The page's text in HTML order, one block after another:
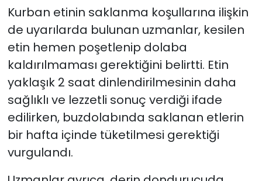
Kurban etinin saklanma koşullarına ilişkin
de uyarılarda bulunan uzmanlar, kesilen
etin hemen poşetlenip dolaba
kaldırılmaması gerektiğini belirtti. Etin
yaklaşık 2 saat dinlendirilmesinin daha
sağlıklı ve lezzetli sonuç verdiği ifade
edilirken, buzdolabında saklanan etlerin
bir hafta içinde tüketilmesi gerektiği
vurgulandı.